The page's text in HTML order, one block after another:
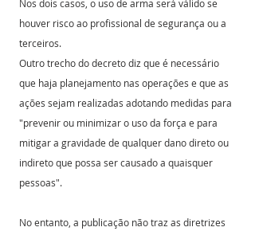
Nos dois casos, o uso de arma será válido se
houver risco ao profissional de segurança ou a
terceiros.
Outro trecho do decreto diz que é necessário
que haja planejamento nas operações e que as
ações sejam realizadas adotando medidas para
"prevenir ou minimizar o uso da força e para
mitigar a gravidade de qualquer dano direto ou
indireto que possa ser causado a quaisquer
pessoas".
No entanto, a publicação não traz as diretrizes